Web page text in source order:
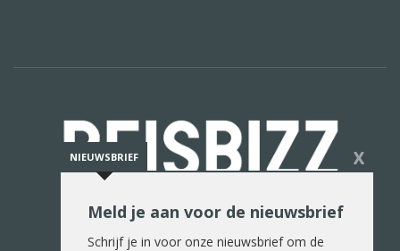
De reiswereld in woord en beeld
NIEUWSBRIEF X
Meld je aan voor de nieuwsbrief
Schrijf je in voor onze nieuwsbrief om de